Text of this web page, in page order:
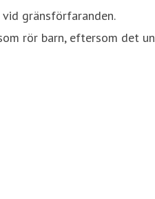
gränsförfaranden.
rör barn, eftersom